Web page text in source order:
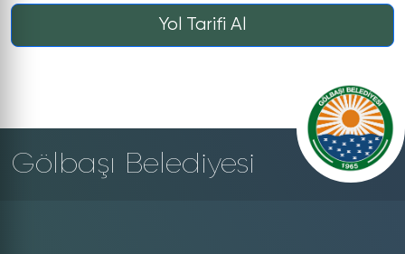
Yol Tarifi Al
Gölbaşı Belediyesi